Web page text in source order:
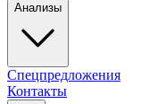
Анализы
Спецпредложения
Контакты